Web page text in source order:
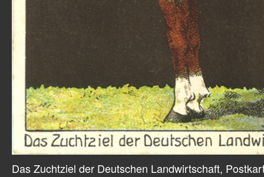
Das Zuchtziel der Deutschen Landwirtschaft,